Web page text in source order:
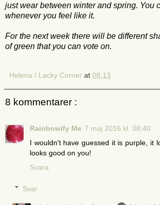
just wear between winter and spring. You
whenever you feel like it.
For the next week there will be different
of green that you can vote on.
Helena / Lacky Corner at 08:13
8 kommentarer :
Rainbowify Me 7 maj 2016 kl. 08:40
I wouldn't have guessed it is purple, it
looks good on you!
Svara
Svar